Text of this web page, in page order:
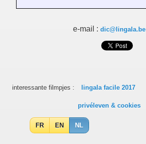
e-mail : dic@lingala.be
interessante filmpjes : lingala facile 2017
privéleven & cookies
FR EN NL